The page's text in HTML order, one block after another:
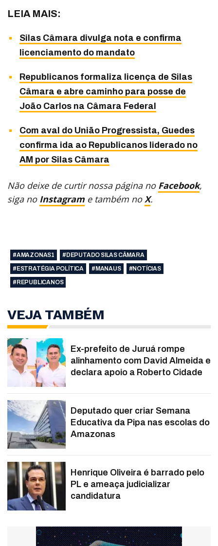
LEIA MAIS:
Silas Câmara divulga nota e confirma
licenciamento do mandato
Republicanos formaliza licença de Silas
Câmara e abre caminho para posse de
João Carlos na Câmara Federal
Com aval do União Progressista, Guedes
confirma ida ao Republicanos liderado no
AM por Silas Câmara
Não deixe de curtir nossa página no Facebook,
siga no Instagram e também noX.
#AMAZONAS1
#DEPUTADO SILAS CÂMARA
#ESTRATÉGIA POLÍTICA
#MANAUS
#NOTÍCIAS
#REPUBLICANOS
VEJA TAMBÉM
Ex-prefeito de Juruá rompe
alinhamento com David Almeida e
declara apoio a Roberto Cidade
Deputado quer criar Semana
Educativa da Pipa nas escolas do
Amazonas
Henrique Oliveira é barrado pelo
PL e ameaça judicializar
candidatura